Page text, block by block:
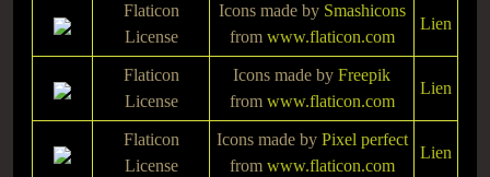
Flaticon
License
Icons made by Smashicons
from www.flaticon.com
Lien
Flaticon
License
Icons made by Freepik
from www.flaticon.com
Lien
Flaticon
License
Icons made by Pixel perfect
from www.flaticon.com
Lien